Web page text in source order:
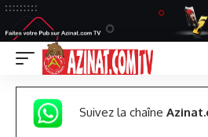
Suivez la chaîne